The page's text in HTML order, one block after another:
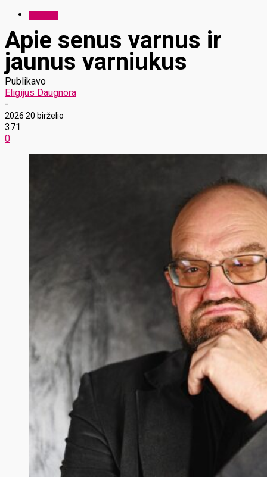
Apie senus varnus ir
jaunus varniukus
Publikavo
Eligijus Daugnora
-
2026 20 birželio
371
0